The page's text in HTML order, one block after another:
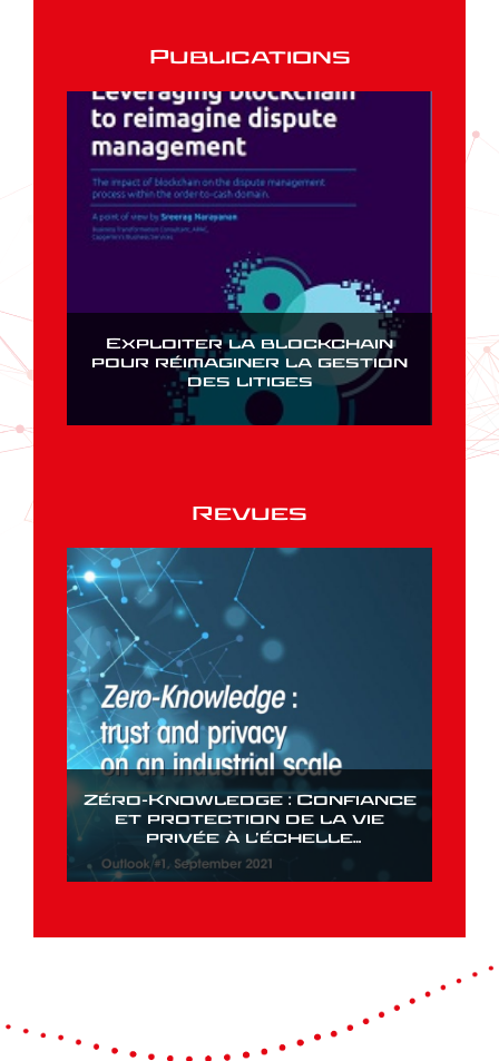
Publications
Exploiter la blockchain
pour réimaginer la gestion
des litiges
Revues
Zéro-Knowledge : Confiance
et protection de la vie
privée à l’échelle
industrielle